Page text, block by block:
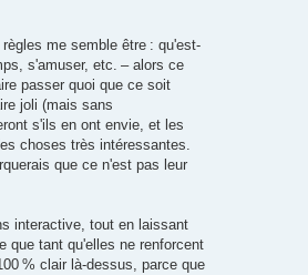
me semble être : qu'est-
s'amuser, etc. – alors ce
passer quoi que ce soit
joli (mais sans
s'ils en ont envie, et les
choses très intéressantes.
que ce n'est pas leur
interactive, tout en laissant
que tant qu'elles ne renforcent
% clair là-dessus, parce que